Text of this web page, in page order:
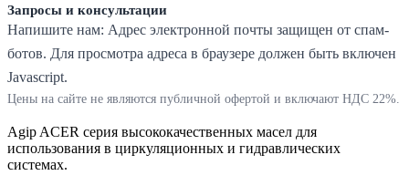
Запросы и консультации
Напишите нам: Адрес электронной почты защищен от спам-
ботов. Для просмотра адреса в браузере должен быть включен
Javascript.
Цены на сайте не являются публичной офертой и включают НДС 22%.
Agip ACER серия высококачественных масел для
использования в циркуляционных и гидравлических
системах.